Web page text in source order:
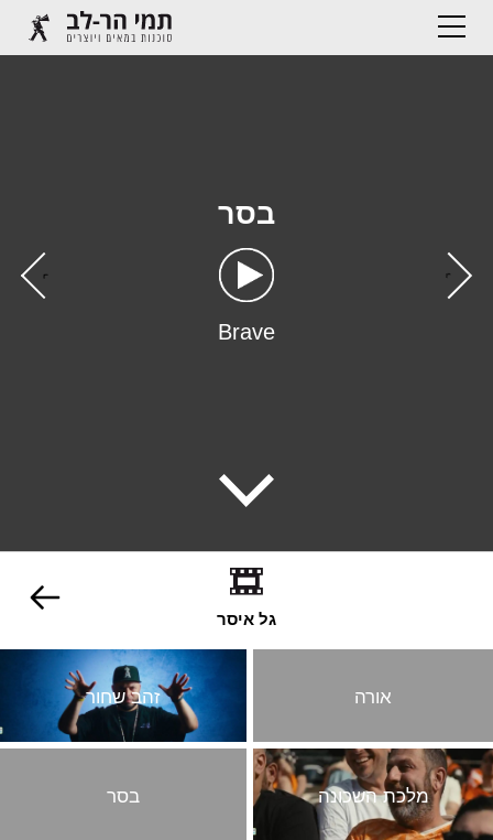
בסר
Brave
‹
›
גל איסר
אורה זהב שחור
מלכת השכונה בסר